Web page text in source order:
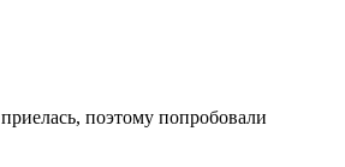
поэтому попробовали